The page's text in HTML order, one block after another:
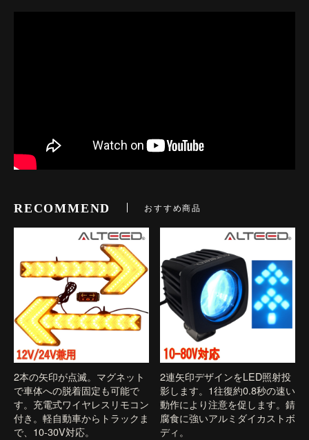
RECOMMEND おすすめ商品
2本の矢印が点滅。マグネット
で車体への脱着固定も可能で
す。充電式ワイヤレスリモコン
付き。軽自動車からトラックま
で、10-30V対応。
2連矢印デザインをLED照射投
影します。1往復約0.8秒の速い
動作により注意を促します。錆
腐食に強いアルミダイカストボ
ディ。